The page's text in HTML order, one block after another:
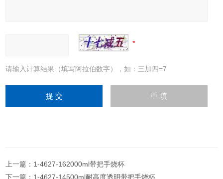
请输入计算结果（填写阿拉伯数字），如：三加四=7
上一篇： 1-4627-162000ml带把手烧杯
下一篇： 1-4627-14500ml耐高度透明带把手烧杯